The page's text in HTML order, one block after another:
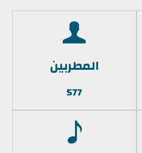
المطربين
577